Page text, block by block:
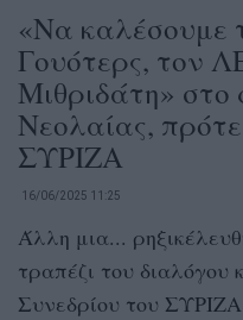
«Να καλέσουμε
Γουότερς, τον
Μιθριδάτη» στο
Νεολαίας,
ΣΥΡΙΖΑ
16/06/2025 11:25
Άλλη μια...
τραπέζι του διαλόγου
Συνεδρίου του